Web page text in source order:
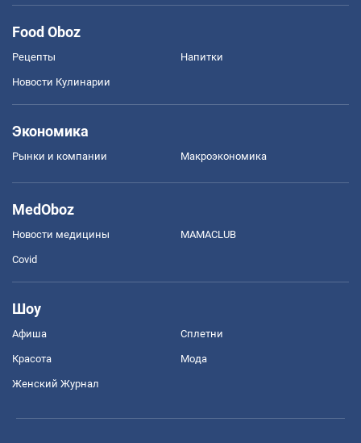
Food Oboz
Рецепты Напитки
Новости Кулинарии
Экономика
Рынки и компании Mакроэкономика
MedOboz
Новости медицины MAMACLUB
Covid
Шоу
Афиша Сплетни
Красота Мода
Женский Журнал